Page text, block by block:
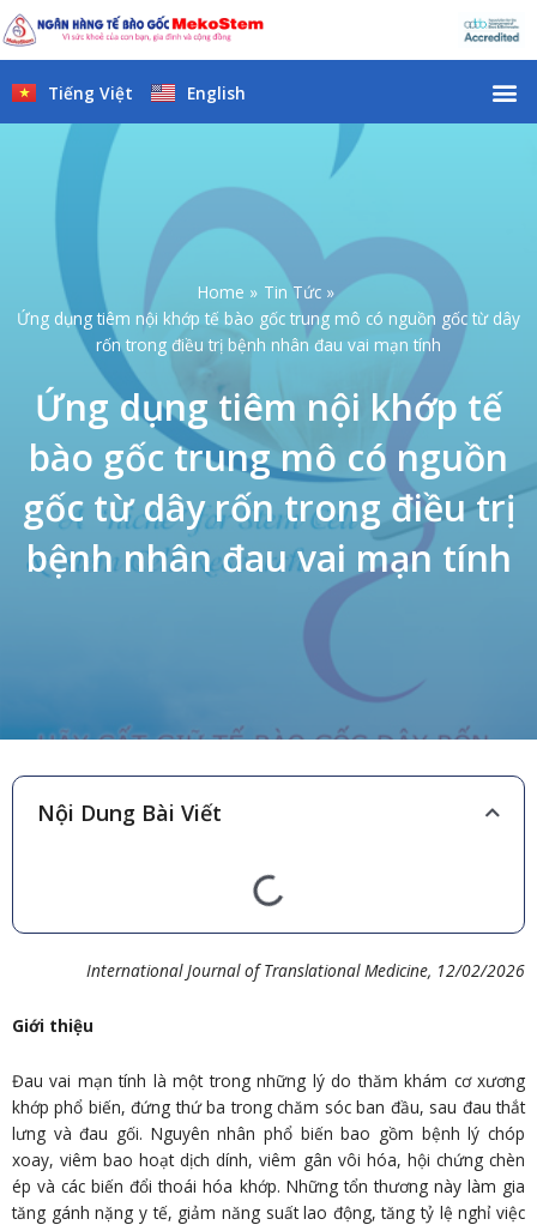
Skip
to
content
Tiếng Việt English
Home
Tin Tức
Ứng dụng tiêm nội khớp tế bào gốc trung mô có nguồn gốc từ dây
rốn trong điều trị bệnh nhân đau vai mạn tính
Ứng dụng tiêm nội khớp tế
bào gốc trung mô có nguồn
gốc từ dây rốn trong điều trị
bệnh nhân đau vai mạn tính
Nội Dung Bài Viết
International Journal of Translational Medicine, 12/02/2026
Giới thiệu
Đau vai mạn tính là một trong những lý do thăm khám cơ xương
khớp phổ biến, đứng thứ ba trong chăm sóc ban đầu, sau đau thắt
lưng và đau gối. Nguyên nhân phổ biến bao gồm bệnh lý chóp
xoay, viêm bao hoạt dịch dính, viêm gân vôi hóa, hội chứng chèn
ép và các biến đổi thoái hóa khớp. Những tổn thương này làm gia
tăng gánh nặng y tế, giảm năng suất lao động, tăng tỷ lệ nghỉ việc